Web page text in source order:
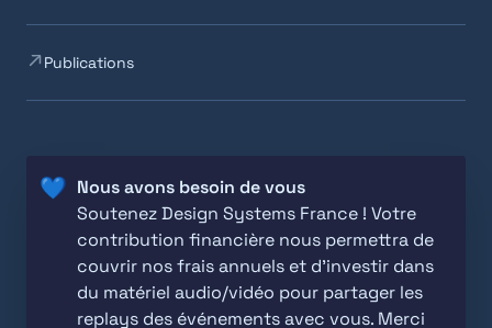
Publications
💙
Soutenez Design Systems France ! Votre
contribution financière nous permettra de
couvrir nos frais annuels et d'investir dans
du matériel audio/vidéo pour partager les
replays des événements avec vous. Merci